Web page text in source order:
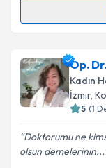
takvim
E-posta
Op.
Kadın
İzmir,
5 (1
Doktorumu ne
olsun demelerinin...